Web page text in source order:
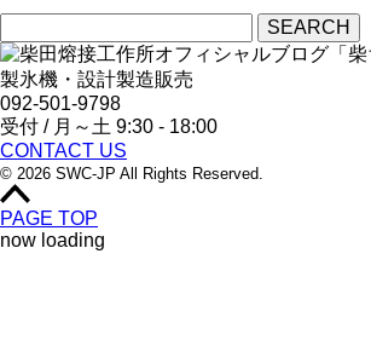
092-501-9798
受付 / 月～土 9:30 - 18:00
CONTACT US
© 2026 SWC-JP All Rights Reserved.
PAGE TOP
now loading